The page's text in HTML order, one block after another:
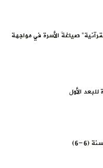
صياغةَ الأسرة في مواجهة
الأول
(6-6)